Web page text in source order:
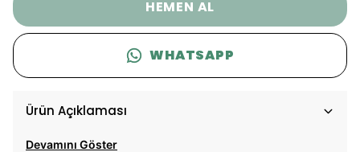
HEMEN AL
WHATSAPP
Ürün Açıklaması
Devamını Göster